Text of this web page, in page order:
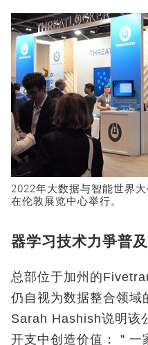
2022年大数据与智能世界
在伦敦展览中心举行。
器学习技术力爭普
总部位于加州的
仍自视为数据整合领域
Sarah Hashish说明该
开支中创造价值：＂一